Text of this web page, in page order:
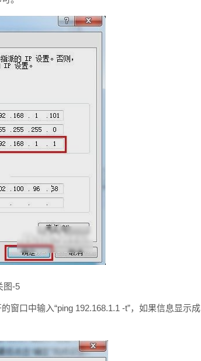
图-5
窗口中输入“ping 192.168.1.1 -t”，如果信息显示成